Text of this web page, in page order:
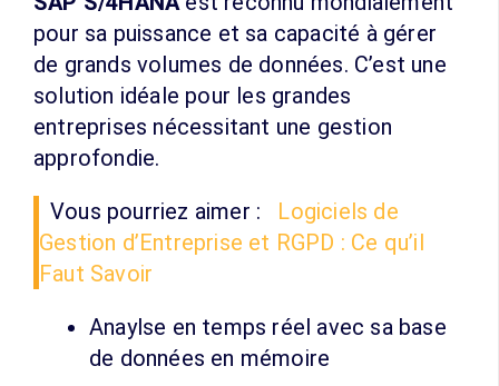
pour sa puissance et sa capacité à gérer
de grands volumes de données. C’est une
solution idéale pour les grandes
entreprises nécessitant une gestion
approfondie.
Vous pourriez aimer :
Logiciels de
Gestion d’Entreprise et RGPD : Ce qu’il
Faut Savoir
Anaylse en temps réel avec sa base
de données en mémoire